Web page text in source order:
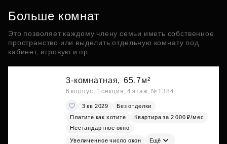
Больше комнат
Это позволяет каждому члену семьи иметь собственное
пространство или выделить отдельную комнату под
кабинет, игровую и пр.
3-комнатная, 65.7м²
6 корпус, 1 секция, 4 этаж, №1384
3 кв 2029
Без отделки
Платите как хотите
Квартира за 2 000 ₽/мес
Нестандартное окно
Увеличенное число окон Ещё